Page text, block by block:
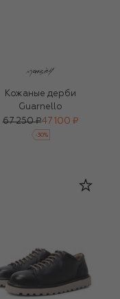
Кожаные дерби
Guarnello
67 250 ₽47 100 ₽
-30%